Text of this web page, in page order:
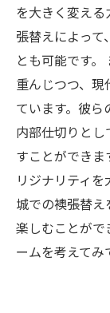
を大きく変え
張替えによっ
とも可能です
重んじつつ、
ています。彼ら
内部仕切りと
すことができま
リジナリティ
城での襖張替
楽しむことがで
ームを考えてみ